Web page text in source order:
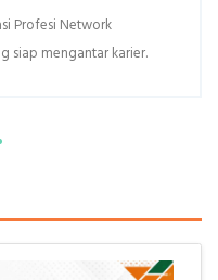
Profesi Network
siap mengantar karier.